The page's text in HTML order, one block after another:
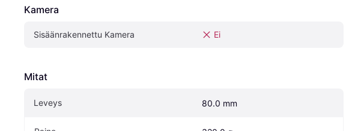
Kamera
Sisäänrakennettu Kamera Ei
Mitat
Leveys 80.0 mm